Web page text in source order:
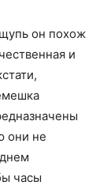
он похож
и
они не
часы